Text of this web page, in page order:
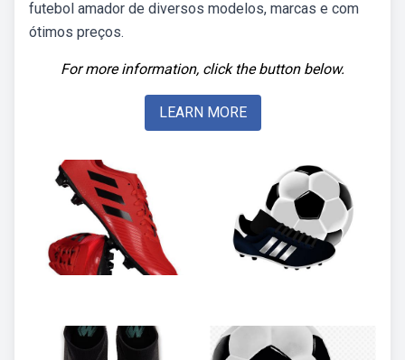
futebol amador de diversos modelos, marcas e com
ótimos preços.
For more information, click the button below.
LEARN MORE